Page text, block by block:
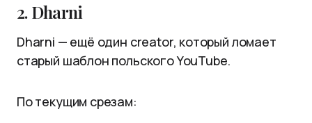
2. Dharni
Dharni — ещё один creator, который ломает
старый шаблон польского YouTube.
По текущим срезам: